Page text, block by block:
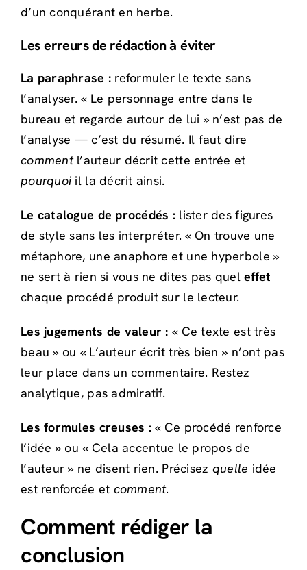
d’un conquérant en herbe.
Les erreurs de rédaction à éviter
La paraphrase : reformuler le texte sans
l’analyser. « Le personnage entre dans le
bureau et regarde autour de lui » n’est pas de
l’analyse — c’est du résumé. Il faut dire
commentl’auteur décrit cette entrée et
pourquoi il la décrit ainsi.
Le catalogue de procédés : lister des figures
de style sans les interpréter. « On trouve une
métaphore, une anaphore et une hyperbole »
ne sert à rien si vous ne dites pas queleffet
chaque procédé produit sur le lecteur.
Les jugements de valeur : « Ce texte est très
beau » ou « L’auteur écrit très bien » n’ont pas
leur place dans un commentaire. Restez
analytique, pas admiratif.
Les formules creuses :« Ce procédé renforce
l’idée » ou « Cela accentue le propos de
l’auteur » ne disent rien. Précisez quelle idée
est renforcée et comment.
Comment rédiger la
conclusion